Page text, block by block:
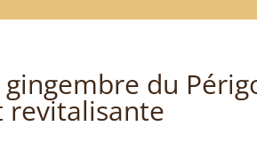
du
revitalisante